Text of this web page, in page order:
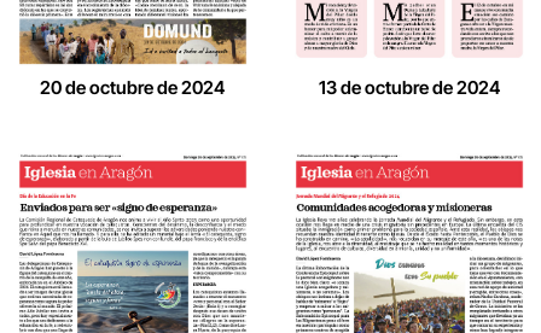
20 de octubre de 2024 13 de octubre de 2024